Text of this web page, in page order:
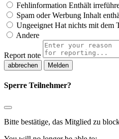
Fehlinformation Enthält
Spam oder Werbung Inhalt
Ungeeignet Hat nichts mit dem
Andere
Report note
Melden
Sperre Teilnehmer?
Bitte bestätige, das Mitglied zu